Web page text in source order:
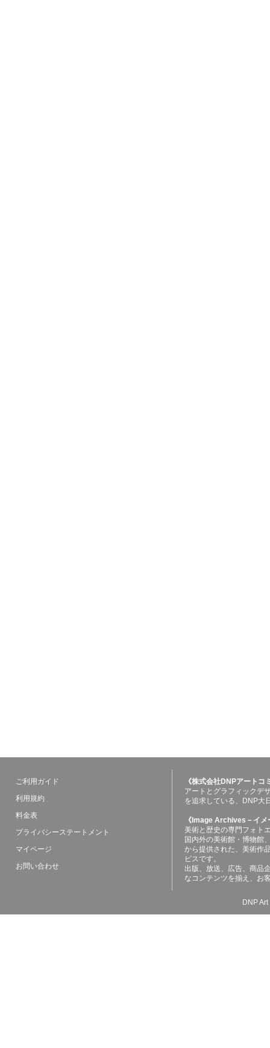
ご利用ガイド
利用規約
料金表
プライバシーステートメント
マイページ
お問い合わせ
《株式会社DNPアート
アートとグラフィックデ
を追求している、DNP大
《Image Archives－イ
美術と歴史の専門フォト
国内外の美術館・博物館
から提供された、美術作
ビスです。
出版、放送、広告、商品
なコンテンツを揃え、お
DNP